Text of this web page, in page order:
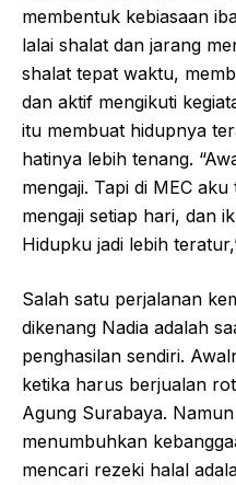
membentuk kebiasaan
lalai shalat dan jarang
shalat tepat waktu,
dan aktif mengikuti
itu membuat hidupnya
hatinya lebih tenang.
mengaji. Tapi di MEC
mengaji setiap hari, dan
Hidupku jadi lebih
Salah satu perjalanan
dikenang Nadia adalah
penghasilan sendiri.
ketika harus berjualan
Agung Surabaya.
menumbuhkan
mencari rezeki halal